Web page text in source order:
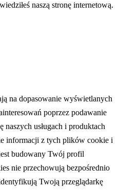
naszą stronę internetową.
na dopasowanie wyświetlanych
poprzez podawanie
usługach i produktach
informacji z tych plików cookie i
budowany Twój profil
nie przechowują bezpośrednio
Twoją przeglądarkę